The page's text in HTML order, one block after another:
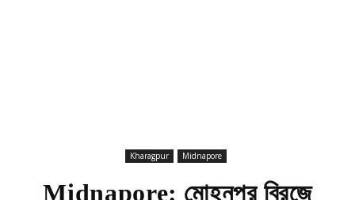
Kharagpur Midnapore
Midnapore: মোহনপুর ব্রিজে